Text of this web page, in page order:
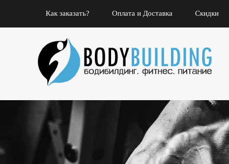
Как заказать? Оплата и Доставка Скидки